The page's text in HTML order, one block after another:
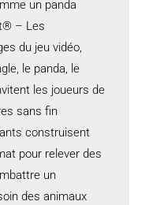
un panda
– Les
du jeu vidéo,
le panda, le
les joueurs de
sans fin
construisent
pour relever des
un
des animaux